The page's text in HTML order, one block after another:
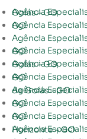
Agência Especialista na Criação de Site em Abadia de Goiás – GO
Agência Especialista na Criação de Site em Abadiânia – GO
Agência
Agência Especialista na Criação de Site em Adelândia – GO
Agência Especialista na Criação de Site em Água Fria de Goiás – GO
Agência Especialista na Criação de Site em Água Limpa – GO
Agência Especialista na Criação de Site em Águas Lindas de Goiás – GO
Agência Especialista na Criação de Site em Alexânia – GO
Agência Especialista na Criação de Site em Aloândia – GO
Agência Especialista na Criação de Site em Alto Horizonte – GO